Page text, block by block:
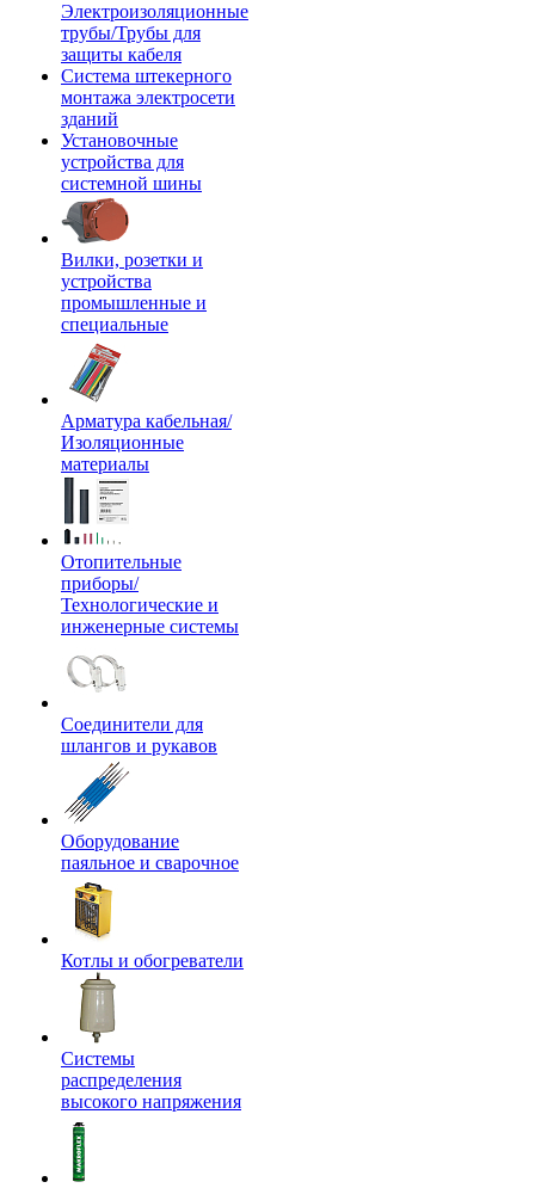
Электроизоляционные
трубы/Трубы для
защиты кабеля
Система штекерного
монтажа электросети
зданий
Установочные
устройства для
системной шины
Вилки, розетки и
устройства
промышленные и
специальные
Арматура кабельная/
Изоляционные
материалы
Отопительные
приборы/
Технологические и
инженерные системы
Соединители для
шлангов и рукавов
Оборудование
паяльное и сварочное
Котлы и обогреватели
Системы
распределения
высокого напряжения